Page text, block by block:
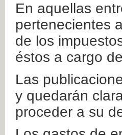
En aquellas
pertenecientes
de los
éstos a cargo
Las
y quedarán
proceder a su